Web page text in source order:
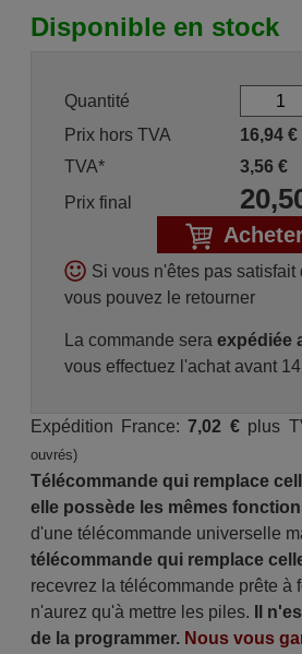
Disponible en stock
Quantité
Prix hors TVA
16,94€
TVA*
3,56€
Prix final
Si vous n'êtes pas satisfait
vous pouvez le retourner
La commande sera expédiée
vous effectuez l'achat avant
Expédition France:7,02 €plus
ouvrés)
Télécommande qui remplace
elle possède les mêmes
d'une télécommande universelle
télécommande qui remplace
recevrez la télécommande prête à
n'aurez qu'à mettre les piles.
Il
de la programmer. Nous vous